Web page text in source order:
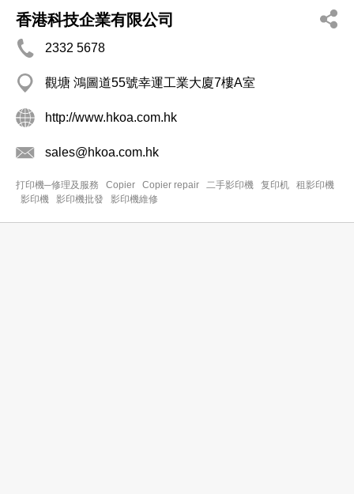
香港科技企業有限公司
2332 5678
觀塘 鴻圖道55號幸運工業大廈7樓A室
http://www.hkoa.com.hk
sales@hkoa.com.hk
打印機─修理及服務 Copier Copier repair 二手影印機 复印机
租影印機
影印機
影印機批發 影印機維修